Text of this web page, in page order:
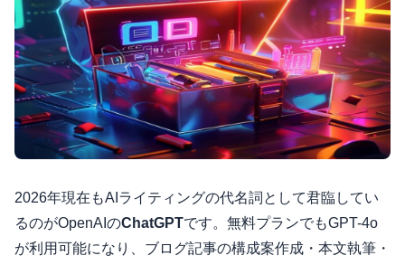
2026年現在もAIライティングの代名詞として君臨してい
るのがOpenAIのChatGPTです。無料プランでもGPT-4o
が利用可能になり、ブログ記事の構成案作成・本文執筆・